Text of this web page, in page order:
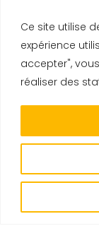
Ce site utilise
expérience
accepter",
réaliser des
14-16 Voie de
91320 Wissous
SIRET : 408 231
E-mail :CONTACT